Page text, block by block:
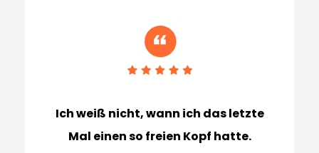
Ich weiß nicht, wann ich das letzte
Mal einen so freien Kopf hatte.